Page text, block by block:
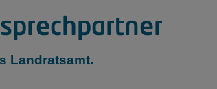
Landratsamt.